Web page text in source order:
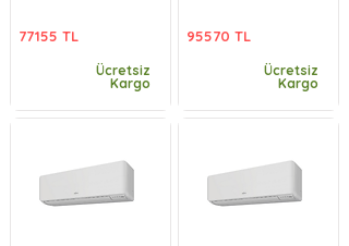
77155 TL
Ücretsiz
Kargo
95570 TL
Ücretsiz
Kargo